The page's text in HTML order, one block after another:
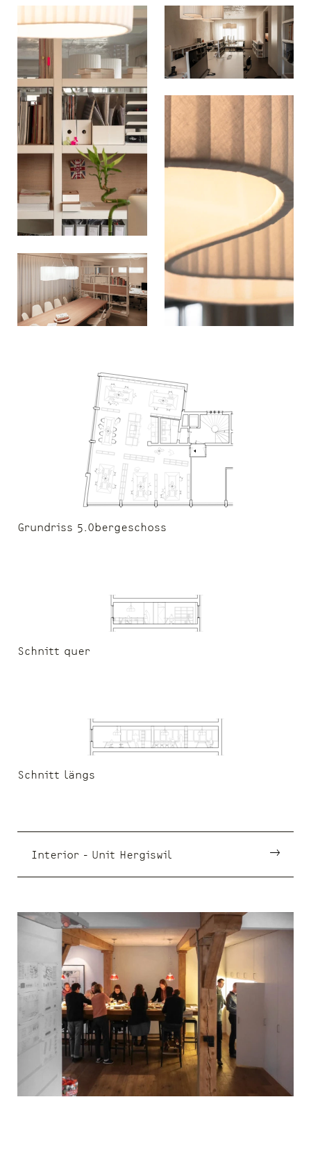
Grundriss 5.Obergeschoss
Schnitt quer
Schnitt längs
Interior - Unit Hergiswil